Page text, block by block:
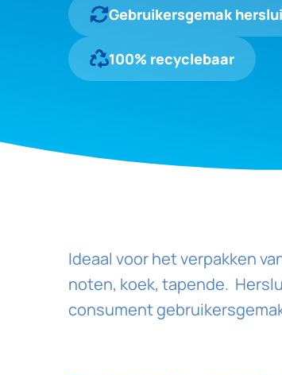
Gebruikersgemak
100% recyclebaar
Ideaal voor het verpakken
noten, koek, tapende.
consument